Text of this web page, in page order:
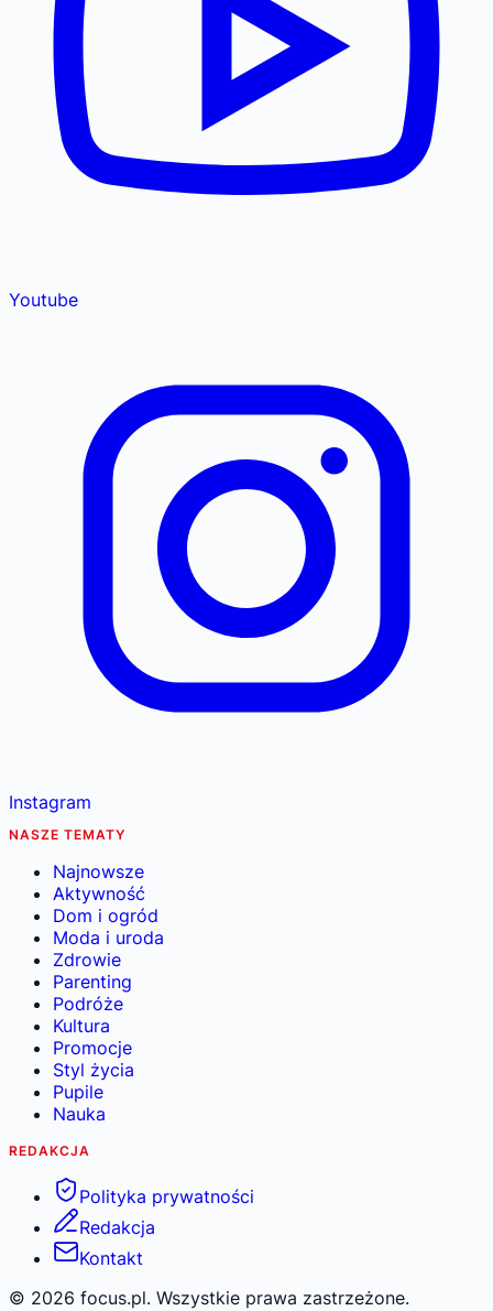
Youtube
Instagram
NASZE TEMATY
Najnowsze
Aktywność
Dom i ogród
Moda i uroda
Zdrowie
Parenting
Podróże
Kultura
Promocje
Styl życia
Pupile
Nauka
REDAKCJA
Polityka prywatności
Redakcja
Kontakt
© 2026 focus.pl. Wszystkie prawa zastrzeżone.